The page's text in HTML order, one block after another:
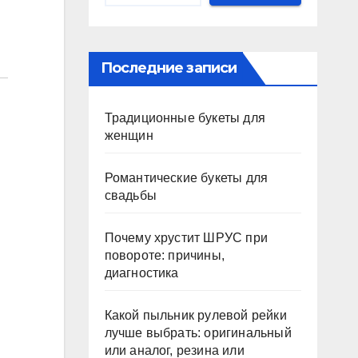
Последние записи
Традиционные букеты для
женщин
Романтические букеты для
свадьбы
Почему хрустит ШРУС при
повороте: причины,
диагностика
Какой пыльник рулевой рейки
лучше выбрать: оригинальный
или аналог, резина или